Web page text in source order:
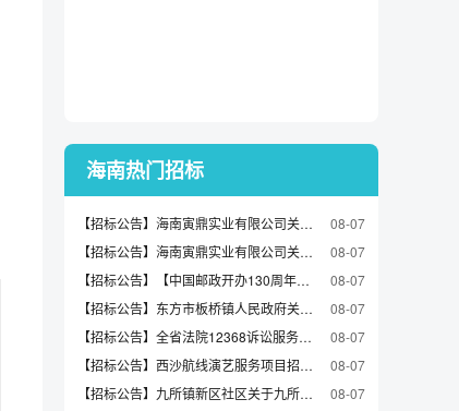
海南热门招标
【招标公告】海南寅鼎实业有限公司关于石材一区8号工字钢立柱倾斜加固项目施工单位的比选公告
08-07
【招标公告】海南寅鼎实业有限公司关于软装区1栋、2栋和4栋3间住房屋面漏水维修（第二批）项目施工单位的比选公告
08-07
【招标公告】【中国邮政开办130周年主题宣传项目】采前公示
08-07
【招标公告】东方市板桥镇人民政府关于板桥镇“尚学之家”乡村人才培育基地项目的竞争性磋商公告
08-07
【招标公告】全省法院12368诉讼服务热线省级集中部署并社会化外包
08-07
【招标公告】西沙航线演艺服务项目招标公告
08-07
【招标公告】九所镇新区社区关于九所新区社区临时早夜市农贸集市市场招标代理单位遴选公告
08-07